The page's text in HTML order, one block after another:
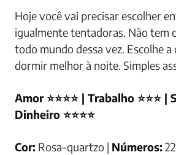
Hoje você vai precisar escolher
igualmente tentadoras. Não tem
todo mundo dessa vez. Escolhe a
dormir melhor à noite. Simples
Amor ⭐⭐⭐⭐ | Trabalho ⭐⭐⭐ |
Dinheiro ⭐⭐⭐⭐
Cor: Rosa-quartzo | Números: